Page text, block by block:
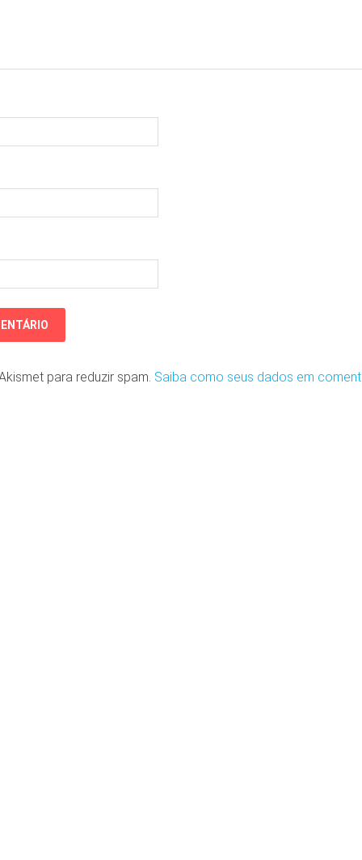
para reduzir spam. Saiba como seus dados em